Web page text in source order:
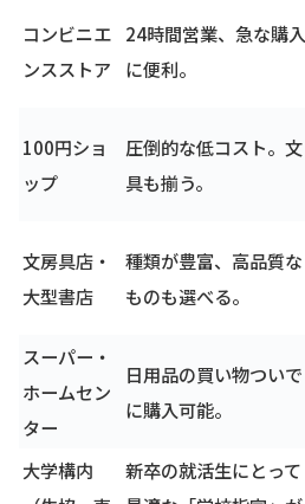
コンビニエ
ンスストア
24時間営業、急な購入
に便利。
100円ショ
ップ
圧倒的な低コスト。文
具も揃う。
文房具店・
大型書店
種類が豊富、高品質な
ものも選べる。
スーパー・
ホームセン
ター
日用品の買い物ついで
に購入可能。
大学構内
新卒の就活生にとって